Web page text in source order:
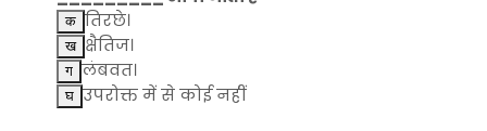
तिरछे।
क्षैतिज।
लंबवत।
उपरोक्त में से कोई नहीं